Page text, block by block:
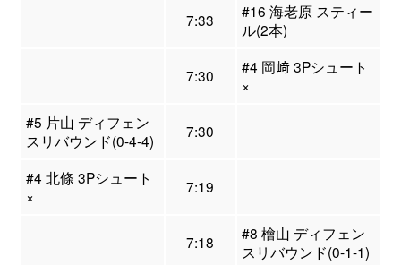
7:33
#16 海老原 スティー
ル(2本)
7:30
#4 岡﨑 3Pシュート
×
#5 片山 ディフェン
スリバウンド(0-4-4)
7:30
#4 北條 3Pシュート
×
7:19
7:18
#8 檜山 ディフェン
スリバウンド(0-1-1)